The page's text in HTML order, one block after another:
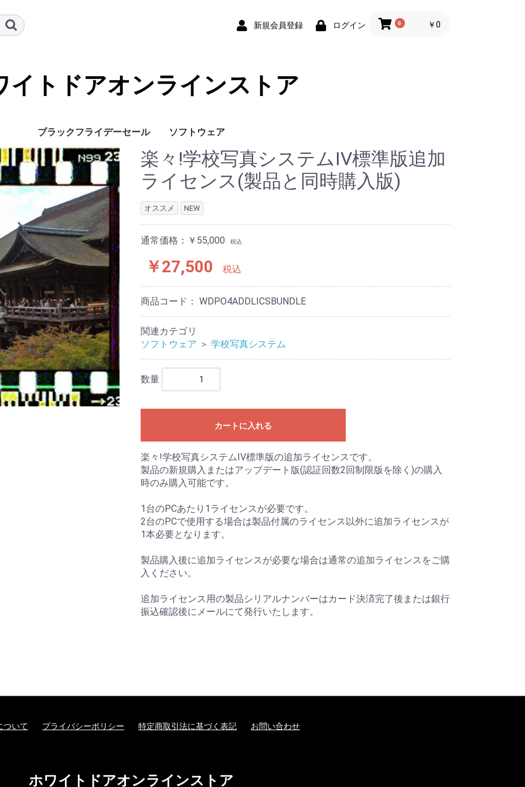
新規会員登録 ログイン 0 ￥0
イトドアオンラインストア
ブラックフライデーセール ソフトウェア
学校写真システム
インデックスシート
楽々!学校写真システムIV標準版追加
ライセンス(製品と同時購入版)
オススメ NEW
通常価格：￥55,000 税込
￥27,500 税込
商品コード： WDPO4ADDLICSBUNDLE
関連カテゴリ
ソフトウェア ＞ 学校写真システム
数量
カートに入れる
楽々!学校写真システムIV標準版の追加ライセンスです。
製品の新規購入またはアップデート版(認証回数2回制限版を除く)の購入
時のみ購入可能です。
1台のPCあたり1ライセンスが必要です。
2台のPCで使用する場合は製品付属のライセンス以外に追加ライセンスが
1本必要となります。
製品購入後に追加ライセンスが必要な場合は通常の追加ライセンスをご購
入ください。
追加ライセンス用の製品シリアルナンバーはカード決済完了後または銀行
振込確認後にメールにて発行いたします。
ついて プライバシーポリシー 特定商取引法に基づく表記 お問い合わせ
ホワイトドアオンラインストア